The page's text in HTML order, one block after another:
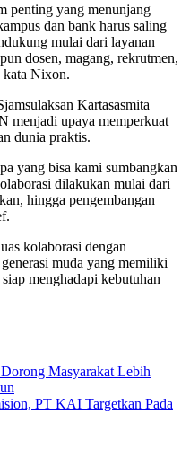
penting yang menunjang
dan bank harus saling
mulai dari layanan
dosen, magang, rekrutmen,
kata Nixon.
Kartasasmita
menjadi upaya memperkuat
dunia praktis.
yang bisa kami sumbangkan
dilakukan mulai dari
hingga pengembangan
kolaborasi dengan
muda yang memiliki
menghadapi kebutuhan
Masyarakat Lebih
PT KAI Targetkan Pada